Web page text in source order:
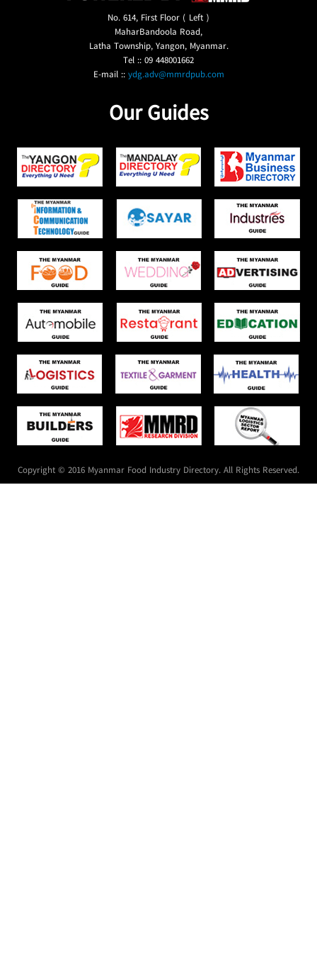
No. 614, First Floor ( Left )
MaharBandoola Road,
Latha Township, Yangon, Myanmar.
Tel :: 09 448001662
E-mail ::ydg.adv@mmrdpub.com
Our Guides
Copyright © 2016 Myanmar Food Industry Directory. All Rights Reserved.